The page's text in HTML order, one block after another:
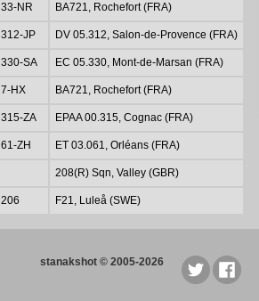
33-NR BA721, Rochefort (FRA)
312-JP DV 05.312, Salon-de-Provence (FRA)
330-SA EC 05.330, Mont-de-Marsan (FRA)
7-HX BA721, Rochefort (FRA)
315-ZA EPAA 00.315, Cognac (FRA)
61-ZH ET 03.061, Orléans (FRA)
208(R) Sqn, Valley (GBR)
206 F21, Luleå (SWE)
stanakshot © 2005-2026